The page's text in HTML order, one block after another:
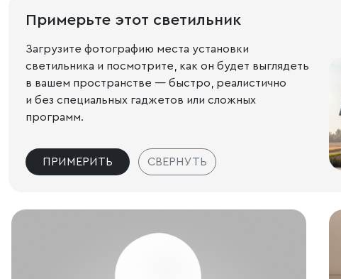
Примерьте этот светильник
Загрузите фотографию места установки
светильника и посмотрите, как он будет выглядеть
в вашем пространстве — быстро, реалистично
и без специальных гаджетов или сложных
программ.
ПРИМЕРИТЬ СВЕРНУТЬ